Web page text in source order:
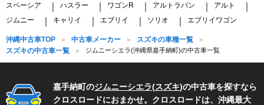
スペーシア ハスラー ワゴンR アルトラパン アルト
ジムニー キャリイ エブリイ ソリオ エブリイワゴン
沖縄中古車TOP 中古車メーカー
スズキの車種一覧
スズキの中古車一覧
ジムニーシエラ(沖縄県嘉手納町)の中古車一覧
嘉手納町のジムニーシエラ(スズキ)の中古車を探すなら
クロスロードにおまかせ。クロスロードは、沖縄最大